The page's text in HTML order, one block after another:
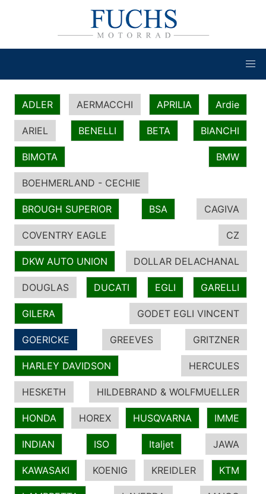
ADLER AERMACCHI APRILIA Ardie
ARIEL BENELLI BETA BIANCHI
BIMOTA BMW
BOEHMERLAND - CECHIE
BROUGH SUPERIOR BSA CAGIVA
COVENTRY EAGLE CZ
DKW AUTO UNION DOLLAR DELACHANAL
DOUGLAS DUCATI EGLI GARELLI
GILERA GODET EGLI VINCENT
GOERICKE GREEVES GRITZNER
HARLEY DAVIDSON HERCULES
HESKETH HILDEBRAND & WOLFMUELLER
HONDA HOREX HUSQVARNA IMME
INDIAN ISO Italjet JAWA
KAWASAKI KOENIG KREIDLER KTM